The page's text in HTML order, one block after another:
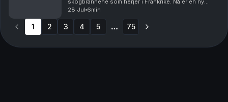
skogbrannene som herjer i Frankrike. Nå er en ny
hetebølge ventet, og et uvanlig ekstremvær gjør
slukkingsarbeidet nærmest umulig, ifølge
redningsmannskaper. I d...
28 Jul 6min
1 2 3 4 5 75